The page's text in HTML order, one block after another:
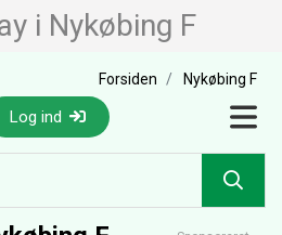
i Nykøbing F
Forsiden Nykøbing F
Log ind